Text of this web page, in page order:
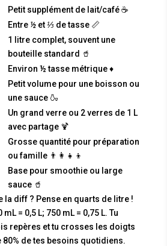
Petit supplément de lait/café ☕
Entre ½et⅓ de tasse 📏
1 litre complet, souvent une
bouteille standard 🥤
Environ ½ tasse métrique ♦️
Petit volume pour une boisson ou
une sauce 🍶
Un grand verre ou 2 verres de 1 L
avec partage 🍹
Grosse quantité pour préparation
ou famille 👨‍👩‍👧‍👦
Base pour smoothie ou large
sauce 🥤
la diff ? Pense en quarts de litre !
mL = 0,5 L; 750 mL = 0,75 L. Tu
repères et tu crosses les doigts
de tes besoins quotidiens.